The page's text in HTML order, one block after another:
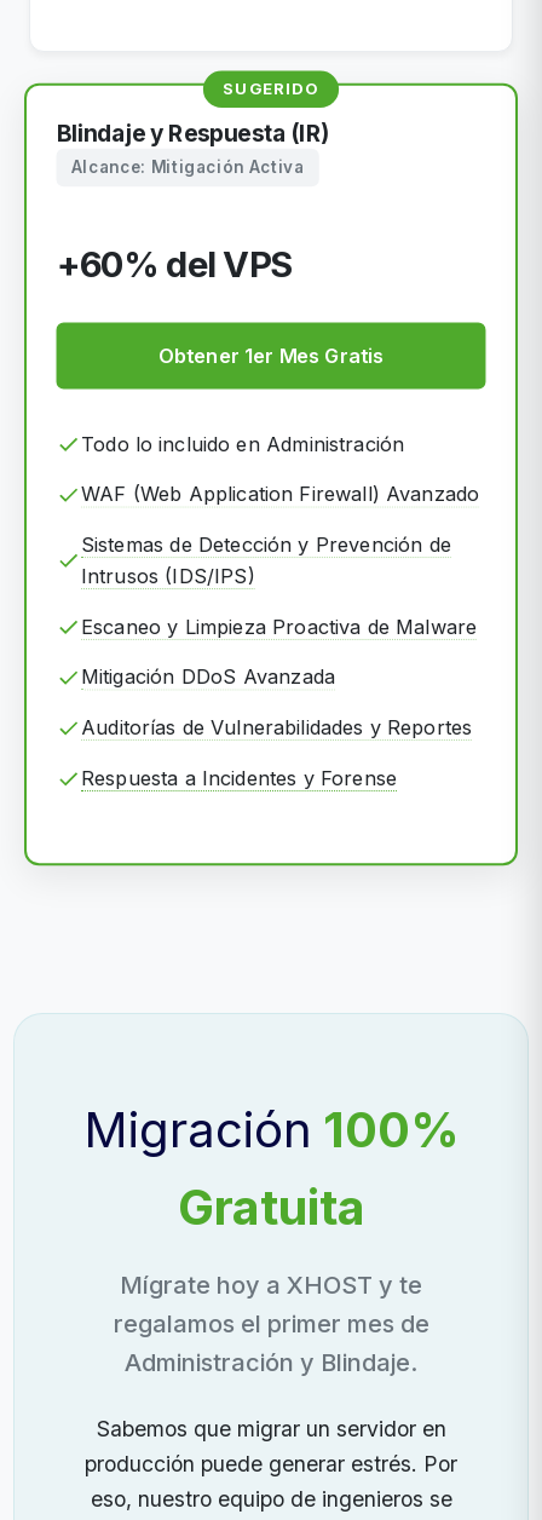
SUGERIDO
Blindaje y Respuesta (IR)
Alcance: Mitigación Activa
+60% del VPS
Obtener 1er Mes Gratis
Todo lo incluido en Administración
WAF (Web Application Firewall) Avanzado
Sistemas de Detección y Prevención de
Intrusos (IDS/IPS)
Escaneo y Limpieza Proactiva de Malware
Mitigación DDoS Avanzada
Auditorías de Vulnerabilidades y Reportes
Respuesta a Incidentes y Forense
Migración 100%
Gratuita
Mígrate hoy a XHOST y te
regalamos el primer mes de
Administración y Blindaje.
Sabemos que migrar un servidor en
producción puede generar estrés. Por
eso, nuestro equipo de ingenieros se